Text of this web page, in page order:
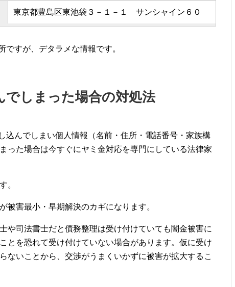
東京都豊島区東池袋３－１－１ サンシャイン６０
ですが、デタラメな情報です。
でしまった場合の対処法
込んでしまい個人情報（名前・住所・電話番号・家族構
った場合は今すぐにヤミ金対応を専門にしている法律家
。
被害最小・早期解決のカギになります。
や司法書士だと債務整理は受け付けていても闇金被害に
とを恐れて受け付けていない場合があります。仮に受け
ないことから、交渉がうまくいかずに被害が拡大するこ